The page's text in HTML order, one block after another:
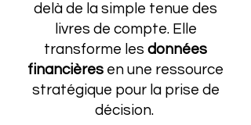
delà de la simple tenue des
livres de compte. Elle
transforme les données
financières en une ressource
stratégique pour la prise de
décision.